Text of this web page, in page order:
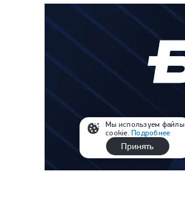
Мы используем файлы
cookie.Подробнее
Принять